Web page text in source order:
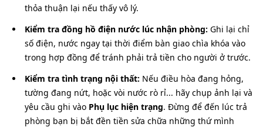
thỏa thuận lại nếu thấy vô lý.
Kiểm tra đồng hồ điện nước lúc nhận phòng: Ghi lại chỉ
số điện, nước ngay tại thời điểm bàn giao chìa khóa vào
trong hợp đồng để tránh phải trả tiền cho người ở trước.
Kiểm tra tình trạng nội thất: Nếu điều hòa đang hỏng,
tường đang nứt, hoặc vòi nước rò rỉ... hãy chụp ảnh lại và
yêu cầu ghi vào Phụ lục hiện trạng. Đừng để đến lúc trả
phòng bạn bị bắt đền tiền sửa chữa những thứ mình